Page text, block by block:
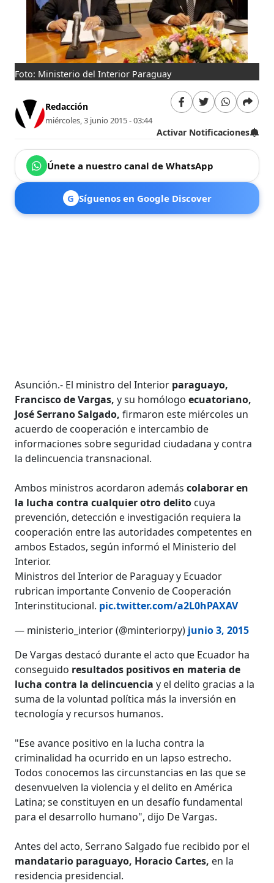
Foto: Ministerio del Interior Paraguay
Redacción
miércoles, 3 junio 2015 - 03:44
Activar Notificaciones
Únete a nuestro canal de WhatsApp
G Síguenos en Google Discover
Asunción.- El ministro del Interior paraguayo,
Francisco de Vargas, y su homólogoecuatoriano,
José Serrano Salgado, firmaron este miércoles un
acuerdo de cooperación e intercambio de
informaciones sobre seguridad ciudadana y contra
la delincuencia transnacional.
Ambos ministros acordaron ademáscolaborar en
la lucha contra cualquier otro delito cuya
prevención, detección e investigación requiera la
cooperación entre las autoridades competentes en
ambos Estados, según informó el Ministerio del
Interior.
Ministros del Interior de Paraguay y Ecuador
rubrican importante Convenio de Cooperación
Interinstitucional. pic.twitter.com/a2L0hPAXAV
— ministerio_interior (@minteriorpy) junio 3, 2015
De Vargas destacó durante el acto que Ecuador ha
conseguido resultados positivos en materia de
lucha contra la delincuenciay el delito gracias a la
suma de la voluntad política más la inversión en
tecnología y recursos humanos.
"Ese avance positivo en la lucha contra la
criminalidad ha ocurrido en un lapso estrecho.
Todos conocemos las circunstancias en las que se
desenvuelven la violencia y el delito en América
Latina; se constituyen en un desafío fundamental
para el desarrollo humano", dijo De Vargas.
Antes del acto, Serrano Salgado fue recibido por el
mandatario paraguayo, Horacio Cartes, en la
residencia presidencial.